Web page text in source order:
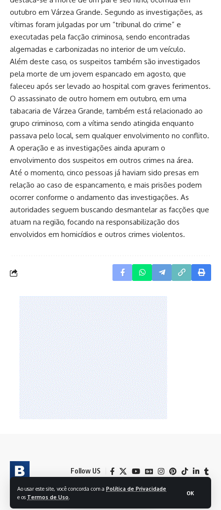
Ao usar este site, você concorda com a Política de Privacidade
e os Termos de Uso
OK
outubro em Várzea Grande. Segundo as investigações, as
vítimas foram julgadas por um “tribunal do crime” e
executadas pela facção criminosa, sendo encontradas
algemadas e carbonizadas no interior de um veículo.
Além deste caso, os suspeitos também são investigados
pela morte de um jovem espancado em agosto, que
faleceu após ser levado ao hospital com graves ferimentos.
O assassinato de outro homem em outubro, em uma
tabacaria de Várzea Grande, também está relacionado ao
grupo criminoso, com a vítima sendo atingida enquanto
passava pelo local, sem qualquer envolvimento no conflito.
A operação e as investigações ainda apuram o
envolvimento dos suspeitos em outros crimes na área.
Até o momento, cinco pessoas já haviam sido presas em
relação ao caso de espancamento, e mais prisões podem
ocorrer conforme o andamento das investigações. As
autoridades seguem buscando desmantelar as facções que
atuam na região, focando na responsabilização dos
envolvidos em homicídios e outros crimes violentos.
Follow US
© 2024 BRASIL EM FOLHAS S/A